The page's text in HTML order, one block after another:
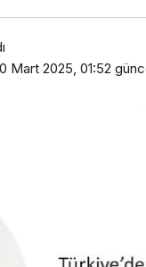
Mart 2025, 01:52